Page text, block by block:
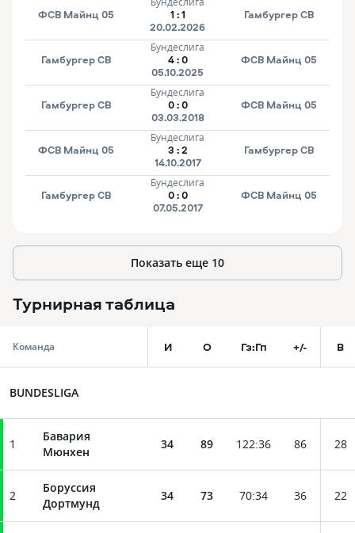
ФСВ Майнц 05 1 :1
20.02.2026
Гамбургер СВ
Гамбургер СВ
Бундеслига
4:0
05.10.2025
ФСВ Майнц 05
Гамбургер СВ
Бундеслига
0:0
03.03.2018
ФСВ Майнц 05
ФСВ Майнц 05
Бундеслига
3 :2
14.10.2017
Гамбургер СВ
Гамбургер СВ
Бундеслига
0:0
07.05.2017
ФСВ Майнц 05
Показать еще 10
Турнирная таблица
Команда И О Гз:Гп +/- В
BUNDESLIGA
1
Бавария
Мюнхен
34 89 122:36 86 28
2
Боруссия
Дортмунд
34 73 70:34 36 22